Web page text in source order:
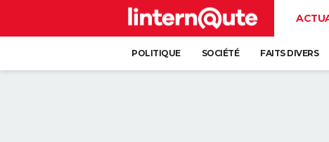
POLITIQUE SOCIÉTÉ FAITS DIVERS